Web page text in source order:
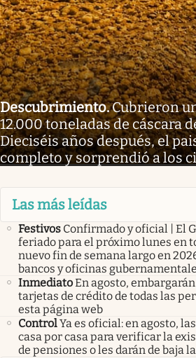
Descubrimiento.Cubrieron
12.000 toneladas de cáscara
Dieciséis años después, el
completo y sorprendió a los
Las más leídas
Festivos Confirmado y oficial | El
feriado para el próximo lunes en
nuevo fin de semana largo en
bancos y oficinas
InmediatoEn agosto,
tarjetas de crédito de todas las
esta página web
ControlYa es oficial: en agosto,
casa por casa para verificar la
de pensiones o les darán de baja